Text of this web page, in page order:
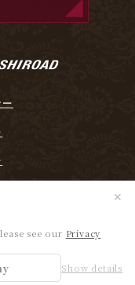
see our Privacy
Show details
✕
言